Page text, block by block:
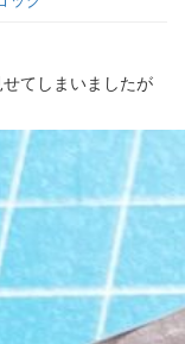
てしまいましたが